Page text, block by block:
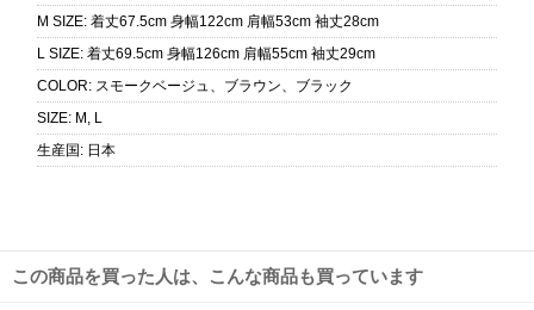
M SIZE: 着丈67.5cm 身幅122cm 肩幅53cm 袖丈28cm
L SIZE: 着丈69.5cm 身幅126cm 肩幅55cm 袖丈29cm
COLOR: スモークベージュ、ブラウン、ブラック
SIZE: M, L
生産国 : 日本
この商品を買った人は、こんな商品も買っています